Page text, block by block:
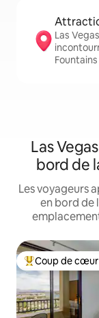
Las
Las
bord de
Les voyageurs
en bord de
Coups de cœur
Coup de